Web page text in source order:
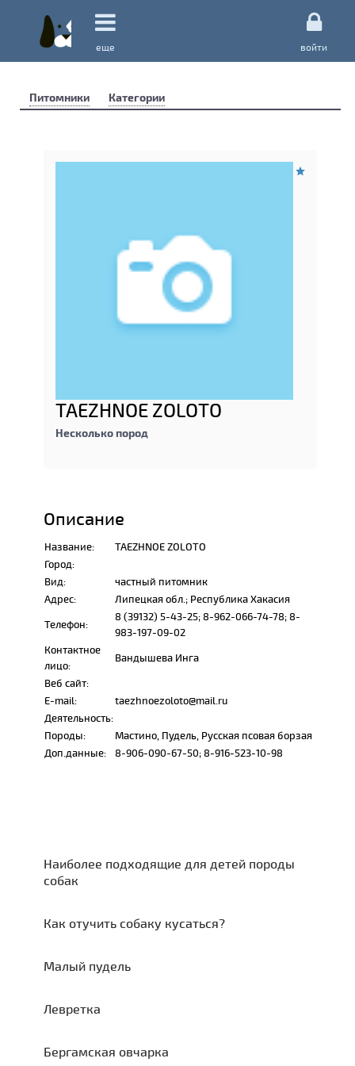
еще войти
Питомники Категории
TAEZHNOE ZOLOTO
Несколько пород
Описание
Название:
TAEZHNOE ZOLOTO
Город:
Вид:
частный питомник
Адрес:
Липецкая обл.; Республика Хакасия
Телефон:
8 (39132) 5-43-25; 8-962-066-74-78; 8-
983-197-09-02
Контактное
лицо:
Вандышева Инга
Веб сайт:
E-mail:
taezhnoezoloto@mail.ru
Деятельность:
Породы:
Мастино, Пудель, Русская псовая борзая
Доп.данные:
8-906-090-67-50; 8-916-523-10-98
Наиболее подходящие для детей породы
собак
Как отучить собаку кусаться?
Малый пудель
Левретка
Бергамская овчарка